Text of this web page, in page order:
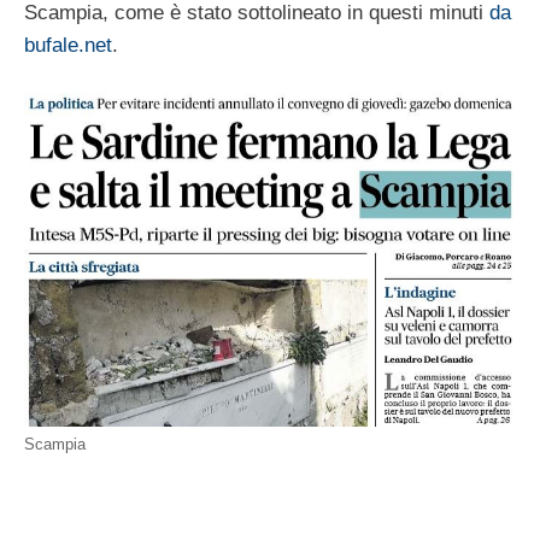
Scampia, come è stato sottolineato in questi minuti da
bufale.net.
Scampia